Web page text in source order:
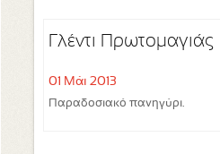
Γλέντι Πρωτομαγιάς
01 Μάι 2013
Παραδοσιακό πανηγύρι.